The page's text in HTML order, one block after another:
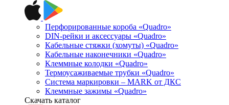
Перфорированные короба «Quadro»
DIN-рейки и аксессуары «Quadro»
Кабельные стяжки (хомуты) «Quadro»
Кабельные наконечники «Quadro»
Клеммные колодки «Quadro»
Термоусаживаемые трубки «Quadro»
Система маркировки – MARK от ДКС
Клеммные зажимы «Quadro»
Скачать каталог